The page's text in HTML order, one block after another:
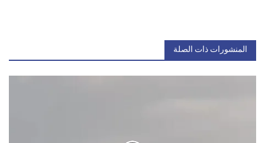
المنشورات ذات الصلة